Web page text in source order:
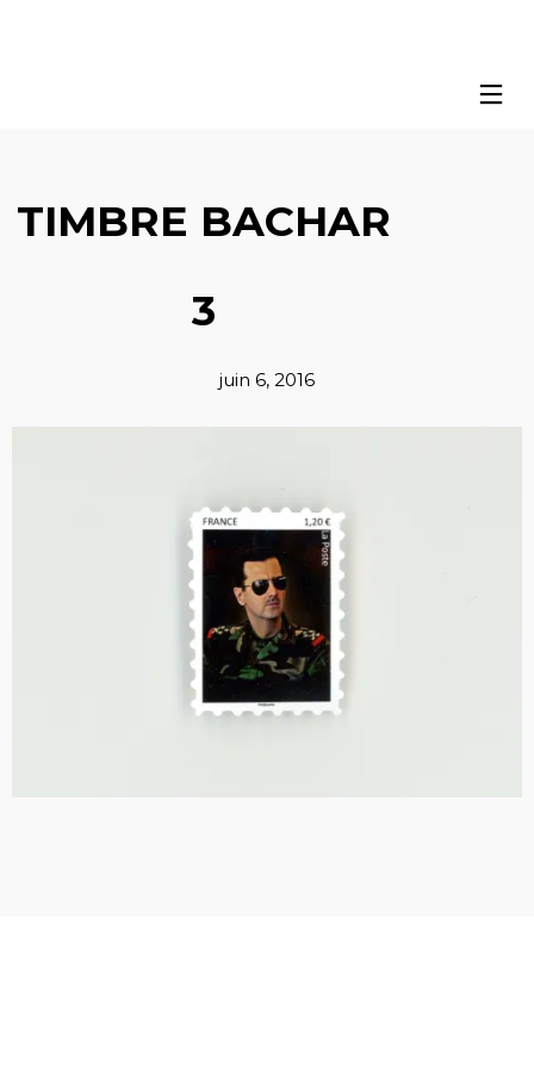
TIMBRE BACHAR
3
juin 6, 2016